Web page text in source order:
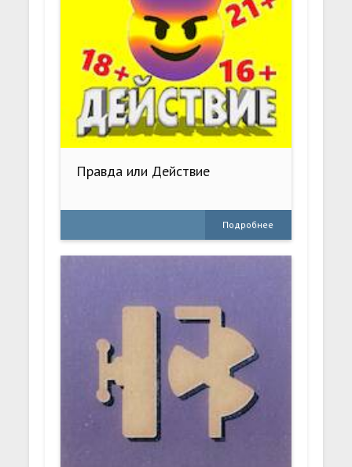
Правда или Действие
Подробнее